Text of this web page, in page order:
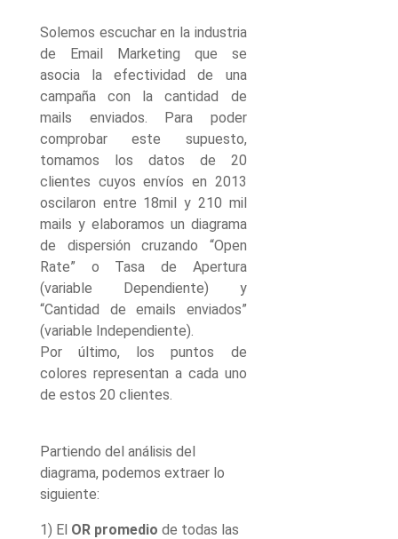
Solemos escuchar en la industria
de Email Marketing que se
asocia la efectividad de una
campaña con la cantidad de
mails enviados. Para poder
comprobar este supuesto,
tomamos los datos de 20
clientes cuyos envíos en 2013
oscilaron entre 18mil y 210 mil
mails y elaboramos un diagrama
de dispersión cruzando “Open
Rate” o Tasa de Apertura
(variable Dependiente) y
“Cantidad de emails enviados”
(variable Independiente).
Por último, los puntos de
colores representan a cada uno
de estos 20 clientes.
Partiendo del análisis del
diagrama, podemos extraer lo
siguiente:
1) El OR promedio de todas las